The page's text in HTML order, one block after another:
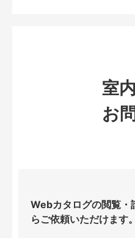
室
お
Webカタログの閲覧・
らご依頼いただけます。